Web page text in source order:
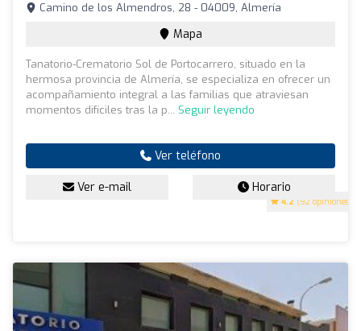
4.2 (92 opiniones)
Camino de los Almendros, 28 - 04009, Almería
Mapa
Tanatorio-Crematorio Sol de Portocarrero, situado en la
hermosa provincia de Almería, se especializa en ofrecer un
acompañamiento integral a las familias que atraviesan
momentos difíciles tras la p... Seguir leyendo
Ver teléfono
Ver e-mail Horario